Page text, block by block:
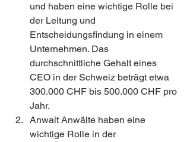
und haben eine wichtige Rolle bei
der Leitung und
Entscheidungsfindung in einem
Unternehmen. Das
durchschnittliche Gehalt eines
CEO in der Schweiz beträgt etwa
300.000 CHF bis 500.000 CHF pro
Jahr.
Anwalt Anwälte haben eine
wichtige Rolle in der